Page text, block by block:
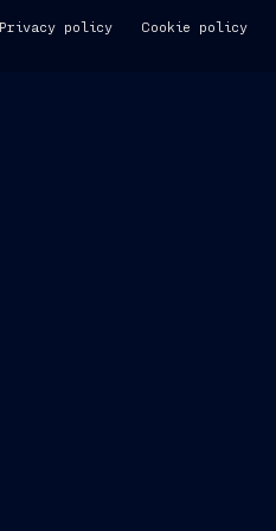
Privacy policy Cookie policy